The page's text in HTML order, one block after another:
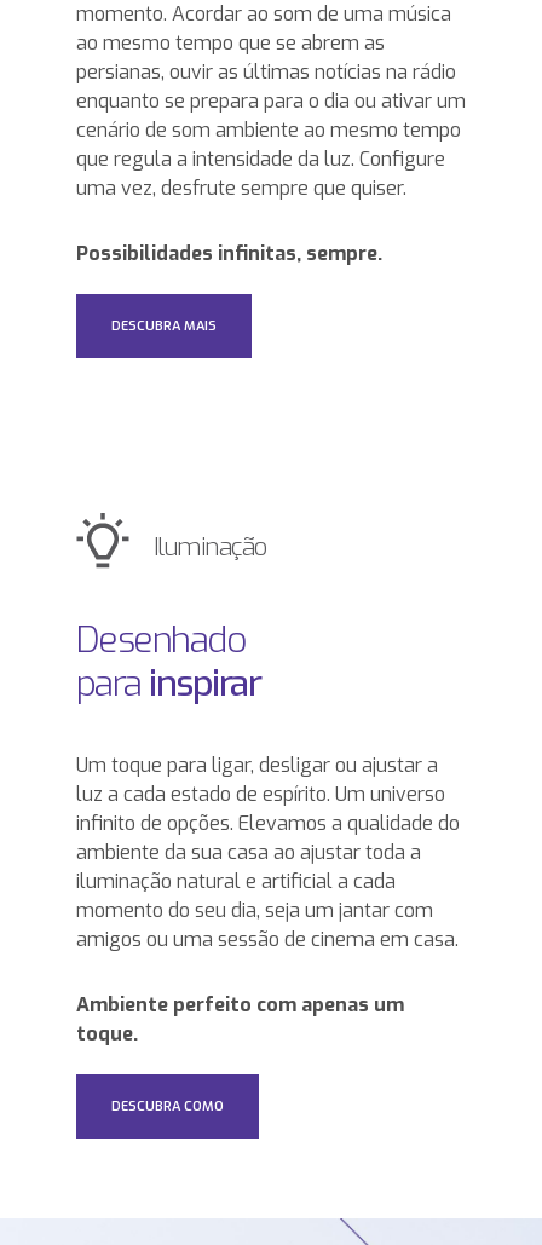
momento. Acordar ao som de uma música
ao mesmo tempo que se abrem as
persianas, ouvir as últimas notícias na rádio
enquanto se prepara para o dia ou ativar um
cenário de som ambiente ao mesmo tempo
que regula a intensidade da luz. Configure
uma vez, desfrute sempre que quiser.
Possibilidades infinitas, sempre.
DESCUBRA MAIS
Iluminação
Desenhado
para inspirar
Um toque para ligar, desligar ou ajustar a
luz a cada estado de espírito. Um universo
infinito de opções. Elevamos a qualidade do
ambiente da sua casa ao ajustar toda a
iluminação natural e artificial a cada
momento do seu dia, seja um jantar com
amigos ou uma sessão de cinema em casa.
Ambiente perfeito com apenas um
toque.
DESCUBRA COMO